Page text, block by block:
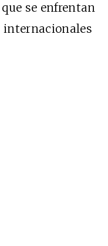
se enfrentan
internacionales